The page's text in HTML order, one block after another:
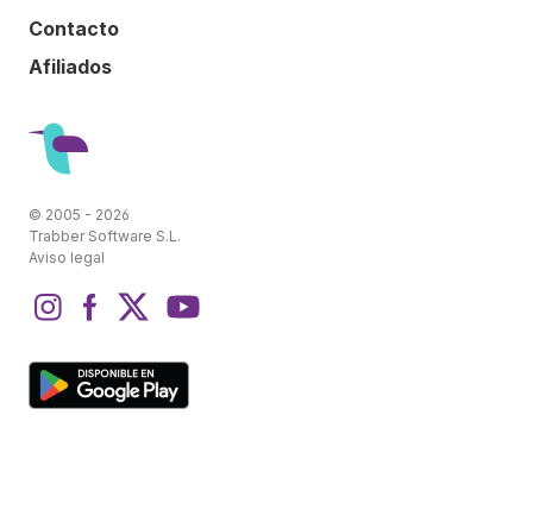
Contacto
Afiliados
© 2005 - 2026
Trabber Software S.L.
Aviso legal